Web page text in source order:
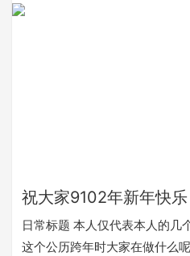
祝大家9102年新年快乐
日常标题 本人仅代表本人的几
这个公历跨年时大家在做什么